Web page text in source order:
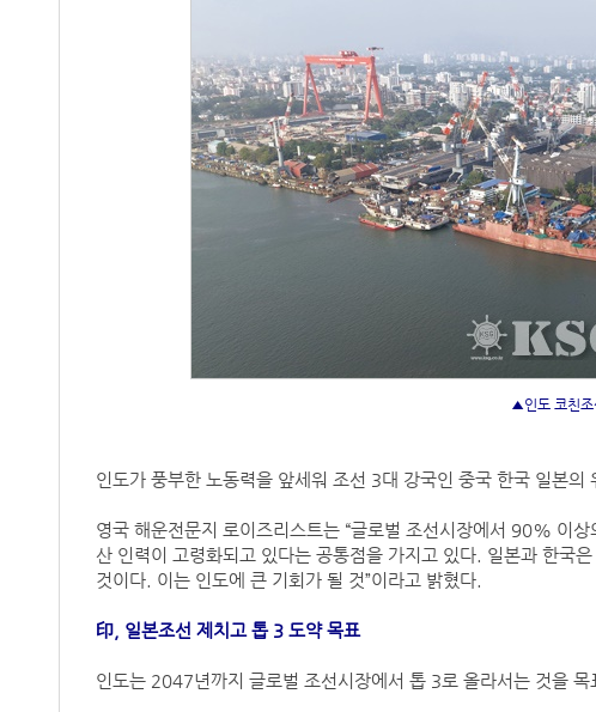
▲인도 코친조
인도가 풍부한 노동력을 앞세워 조선 3대 강국인 중국 한국 일본
영국 해운전문지 로이즈리스트는 “글로벌 조선시장에서 90% 이
산 인력이 고령화되고 있다는 공통점을 가지고 있다. 일본과 한국
것이다. 이는 인도에 큰 기회가 될 것”이라고 밝혔다.
印, 일본조선 제치고 톱 3 도약 목표
인도는 2047년까지 글로벌 조선시장에서 톱 3로 올라서는 것을 목